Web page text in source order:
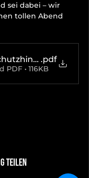
sei dabei – wir
tollen Abend
.pdf
PDF • 116KB
teilen